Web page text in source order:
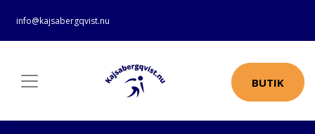
info@kajsabergqvist.nu
BUTIK